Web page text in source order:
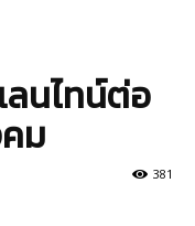
ลนไทน์ต่อ
ม
381